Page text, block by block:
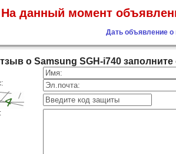
На данный момент
Дать объявление о
о Samsung SGH-i740